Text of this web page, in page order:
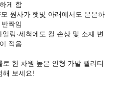
게 함
원사가 햇빛 아래에서도 은은하
짝임
링·세척에도 컬 손상 및 소재 변
적음
한 차원 높은 인형 가발 퀄리티
해 보세요!